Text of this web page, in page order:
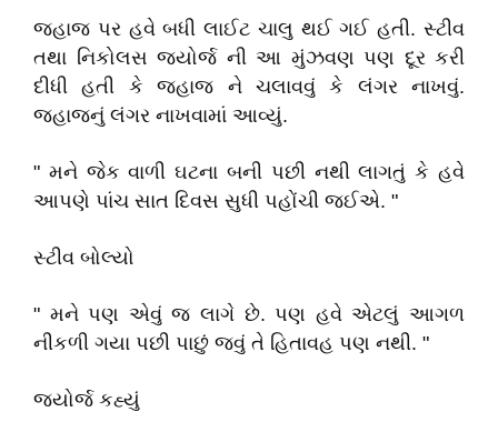
જહાજ પર હવે બધી લાઈટ ચાલુ થઈ ગઈ હતી. સ્ટીવ
તથા નિકોલસ જ્યોર્જ ની આ મુંઝવણ પણ દૂર કરી
દીધી હતી કે જહાજ ને ચલાવવું કે લંગર નાખવું.
જહાજનું લંગર નાખવામાં આવ્યું.
" મને જેક વાળી ઘટના બની પછી નથી લાગતું કે હવે
આપણે પાંચ સાત દિવસ સુધી પહોંચી જઈએ. "
સ્ટીવ બોલ્યો
" મને પણ એવું જ લાગે છે. પણ હવે એટલું આગળ
નીકળી ગયા પછી પાછું જવું તે હિતાવહ પણ નથી. "
જ્યોર્જ કહ્યું